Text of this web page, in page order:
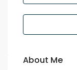
About Me